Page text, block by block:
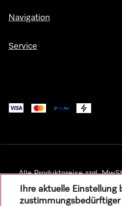
Navigation
Service
Alle Produktpreise zzgl.
Ihre aktuelle Einstellung
zustimmungsbedürftiger